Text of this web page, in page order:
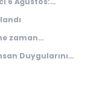
zaman
Duygularını